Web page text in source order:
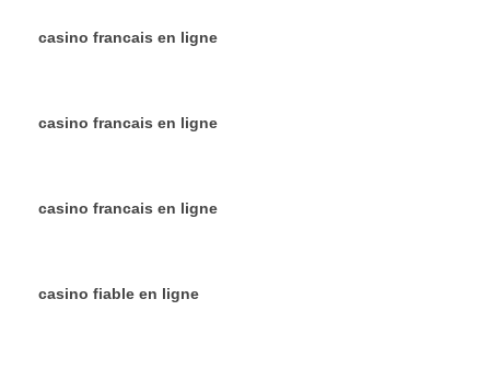
casino francais en ligne
casino francais en ligne
casino francais en ligne
casino fiable en ligne